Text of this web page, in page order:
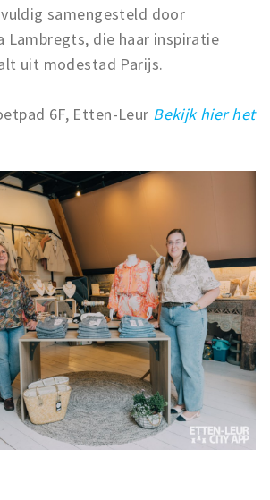
samengesteld door
Lambregts, die haar inspiratie
uit modestad Parijs.
6F, Etten-Leur Bekijk hier het